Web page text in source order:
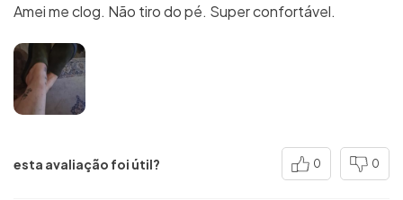
Amei me clog. Não tiro do pé. Super confortável.
esta avaliação foi útil? 0 0